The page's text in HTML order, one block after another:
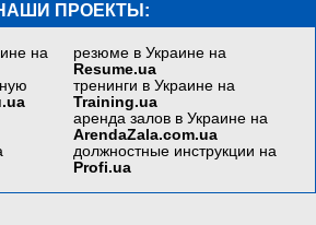
ПРОЕКТЫ:
на
резюме в Украине на
Resume.ua
тренинги в Украине на
Training.ua
аренда залов в Украине на
ArendaZala.com.ua
должностные инструкции на
Profi.ua